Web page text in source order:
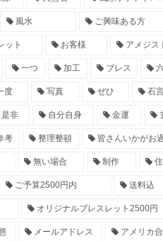
風水 ご興味ある方
ット お客様 アメジス
一つ 加工 ブレス
度 写真 ぜひ 石
非 自分自身 金運
考 整理整頓 皆さんいかがお
無い場合 制作
ご予算2500円内 送料込
オリジナルブレスレット2500円
メールアドレス アメリカ